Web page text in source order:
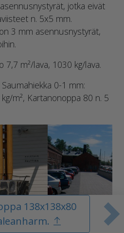
tuote
138x138x80
jotka eivät
n. 5x5 mm.
3 mm asennusnystyrät,
7,7 m²/lava, 1030 kg/lava.
0-1 mm:
m², Kartanonoppa 80 n. 5